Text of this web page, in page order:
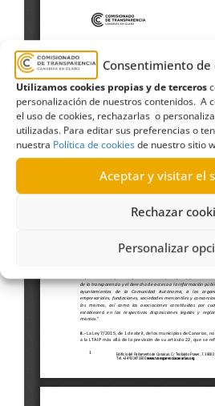
Consentimiento de
Utilizamos cookies propias y de terceros
personalización de nuestros contenidos. A
el uso de cookies, rechazarlas o
utilizadas. Para editar sus preferencias o
nuestra Política de cookiesde nuestro sitio
Aceptar y visitar el
Rechazar
Personalizar